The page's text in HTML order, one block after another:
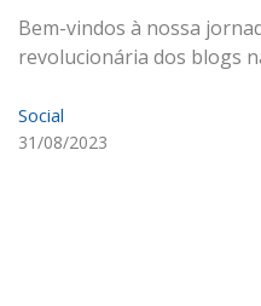
Bem-vindos à nossa
revolucionária dos blogs
Social
31/08/2023